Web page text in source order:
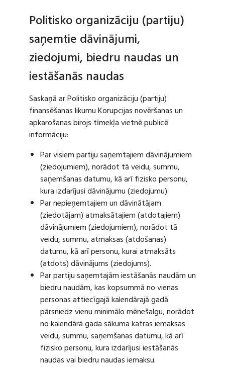
Politisko organizāciju (partiju)
saņemtie dāvinājumi,
ziedojumi, biedru naudas un
iestāšanās naudas
Saskaņā ar Politisko organizāciju (partiju)
finansēšanas likumu Korupcijas novēršanas un
apkarošanas birojs tīmekļa vietnē publicē
informāciju:
Par visiem partiju saņemtajiem dāvinājumiem
(ziedojumiem), norādot tā veidu, summu,
saņemšanas datumu, kā arī fizisko personu,
kura izdarījusi dāvinājumu (ziedojumu).
Par nepieņemtajiem un dāvinātājam
(ziedotājam) atmaksātajiem (atdotajiem)
dāvinājumiem (ziedojumiem), norādot tā
veidu, summu, atmaksas (atdošanas)
datumu, kā arī personu, kurai atmaksāts
(atdots) dāvinājums (ziedojums).
Par partiju saņemtajām iestāšanās naudām un
biedru naudām, kas kopsummā no vienas
personas attiecīgajā kalendārajā gadā
pārsniedz vienu minimālo mēnešalgu, norādot
no kalendārā gada sākuma katras iemaksas
veidu, summu, saņemšanas datumu, kā arī
fizisko personu, kura izdarījusi iestāšanās
naudas vai biedru naudas iemaksu.